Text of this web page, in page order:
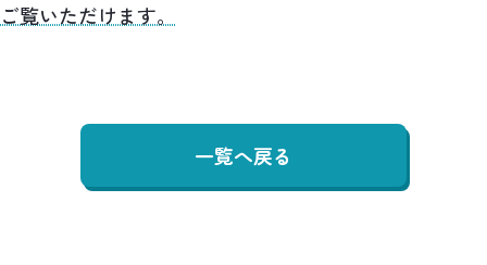
ご覧いただけます。
一覧へ戻る